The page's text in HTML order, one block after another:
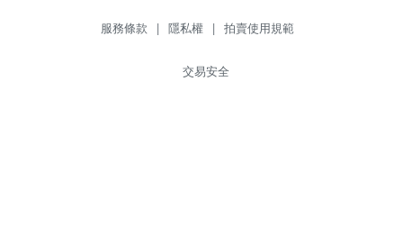
服務條款 | 隱私權 | 拍賣使用規範
交易安全